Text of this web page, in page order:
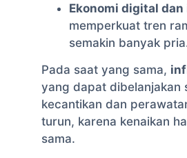
Ekonomi digital
memperkuat tren
semakin banyak
Pada saat yang sama,
yang dapat dibelanjakan
kecantikan dan
turun, karena kenaikan
sama.